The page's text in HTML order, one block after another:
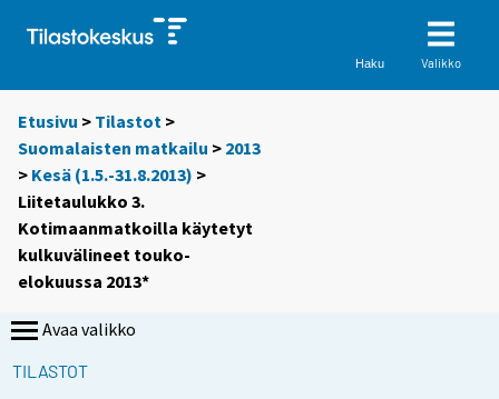
Haku Valikko
Etusivu > Tilastot >
Suomalaisten matkailu > 2013
> Kesä (1.5.-31.8.2013) >
Liitetaulukko 3.
Kotimaanmatkoilla käytetyt
kulkuvälineet touko-
elokuussa 2013*
Avaa valikko
TILASTOT